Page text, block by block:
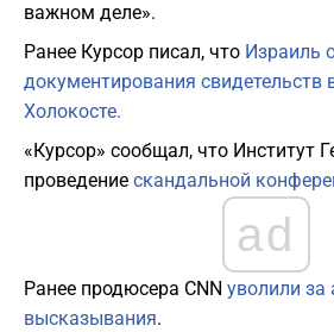
важном деле».
Ранее Курсор писал, что Израиль
документирования
Холокосте.
«Курсор» сообщал, что Институт
проведение скандальной
ad
Ранее продюсера CNN уволили за
высказывания.